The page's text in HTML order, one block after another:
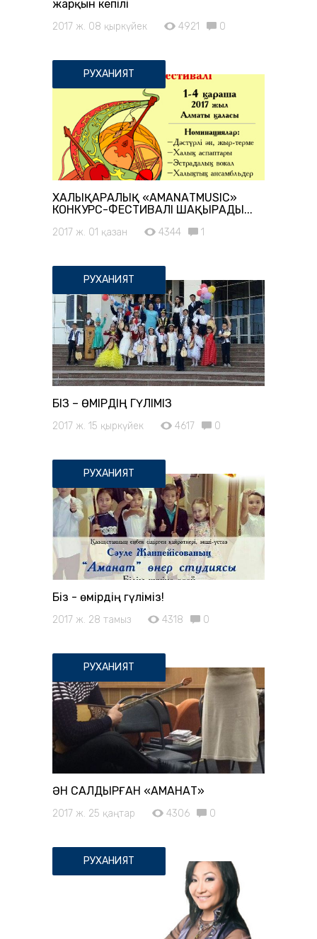
жарқын кепілі
2017 ж. 08 қыркүйек 4921 0
РУХАНИЯТ
ХАЛЫҚАРАЛЫҚ «АМАNАТMUSIC»
КОНКУРС-ФЕСТИВАЛІ ШАҚЫРАДЫ...
2017 ж. 01 қазан 4344 1
РУХАНИЯТ
БІЗ – ӨМІРДІҢ ГҮЛІМІЗ
2017 ж. 15 қыркүйек 4617 0
РУХАНИЯТ
Біз - өмірдің гүліміз!
2017 ж. 28 тамыз 4318 0
РУХАНИЯТ
ӘН САЛДЫРҒАН «АМАНАТ»
2017 ж. 25 қаңтар 4306 0
РУХАНИЯТ